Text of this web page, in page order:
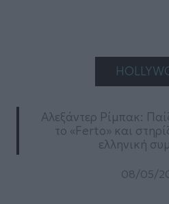
Αλεξάντερ Ρίμπακ:
το «Ferto» και
ελληνική
08/05/